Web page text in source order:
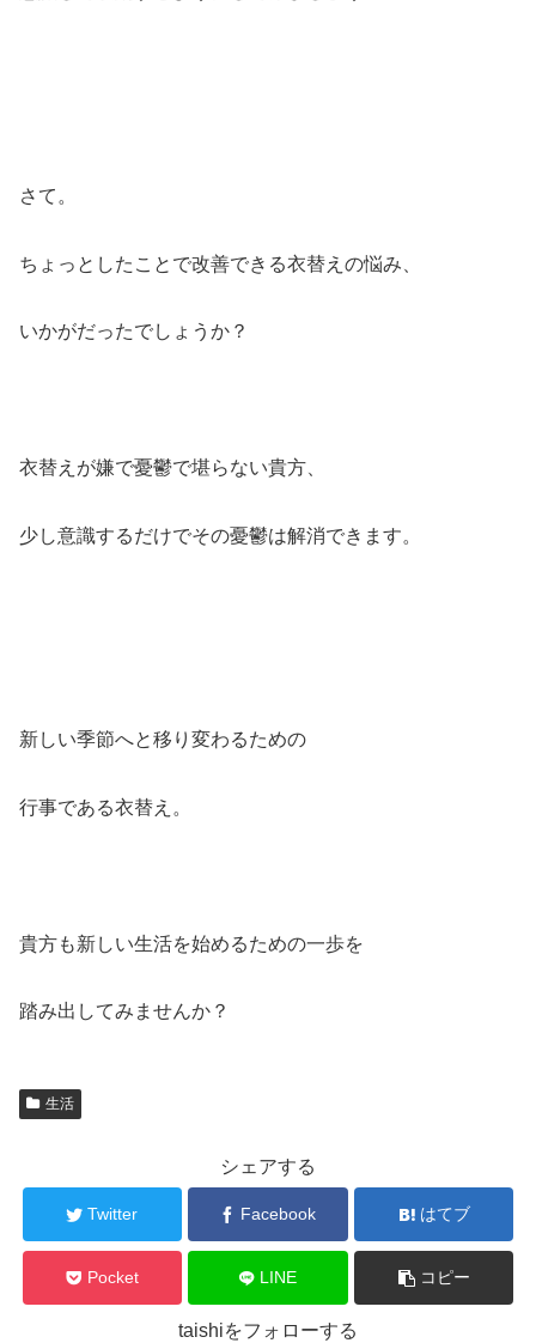
さて。
ちょっとしたことで改善できる衣替えの悩み、
いかがだったでしょうか？
衣替えが嫌で憂鬱で堪らない貴方、
少し意識するだけでその憂鬱は解消できます。
新しい季節へと移り変わるための
行事である衣替え。
貴方も新しい生活を始めるための一歩を
踏み出してみませんか？
生活
シェアする
Twitter Facebook はてブ
Pocket LINE コピー
taishiをフォローする